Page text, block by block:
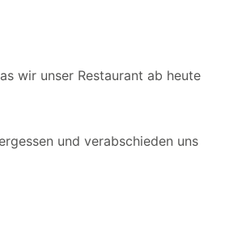
wir unser Restaurant ab heute
und verabschieden uns